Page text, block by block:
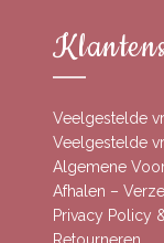
Veelgestelde
Veelgestelde
Algemene
Afhalen –
Privacy Policy